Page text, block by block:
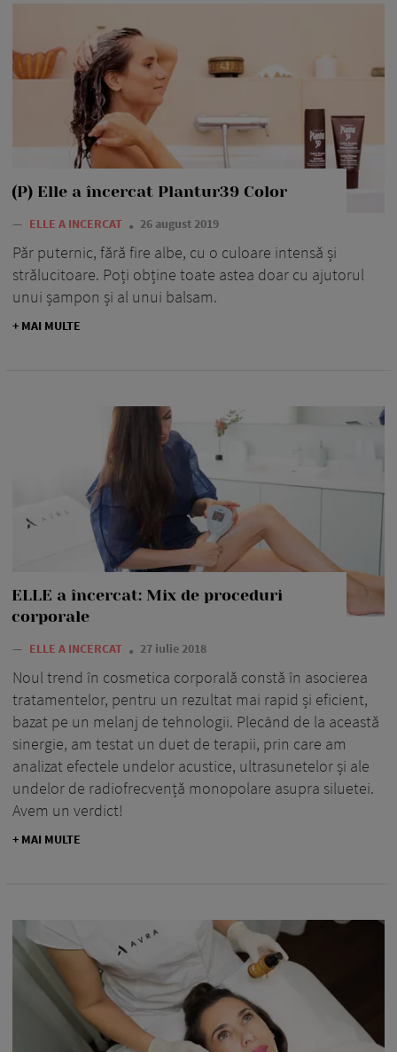
(P) Elle a încercat Plantur39 Color
— ELLE A INCERCAT 26 august 2019
Păr puternic, fără fire albe, cu o culoare intensă și
strălucitoare. Poți obține toate astea doar cu ajutorul
unui șampon și al unui balsam.
+ MAI MULTE
ELLE a încercat: Mix de proceduri
corporale
— ELLE A INCERCAT 27 iulie 2018
Noul trend în cosmetica corporală constă în asocierea
tratamentelor, pentru un rezultat mai rapid și eficient,
bazat pe un melanj de tehnologii. Plecând de la această
sinergie, am testat un duet de terapii, prin care am
analizat efectele undelor acustice, ultrasunetelor și ale
undelor de radiofrecvență monopolare asupra siluetei.
Avem un verdict!
+ MAI MULTE